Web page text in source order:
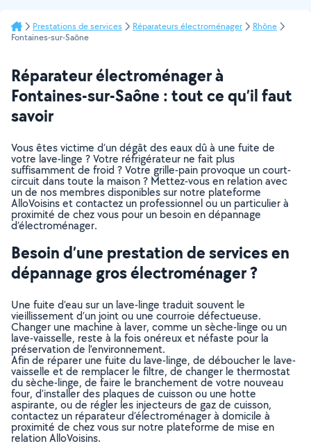
Prestations de services Réparateurs électroménager
Rhône
Fontaines-sur-Saône
Réparateur électroménager à
Fontaines-sur-Saône : tout ce qu’il faut
savoir
Vous êtes victime d’un dégât des eaux dû à une fuite de
votre lave-linge ? Votre réfrigérateur ne fait plus
suffisamment de froid ? Votre grille-pain provoque un court-
circuit dans toute la maison ? Mettez-vous en relation avec
un de nos membres disponibles sur notre plateforme
AlloVoisins et contactez un professionnel ou un particulier à
proximité de chez vous pour un besoin en dépannage
d’électroménager.
Besoin d’une prestation de services en
dépannage gros électroménager ?
Une fuite d’eau sur un lave-linge traduit souvent le
vieillissement d’un joint ou une courroie défectueuse.
Changer une machine à laver, comme un sèche-linge ou un
lave-vaisselle, reste à la fois onéreux et néfaste pour la
préservation de l’environnement.
Afin de réparer une fuite du lave-linge, de déboucher le lave-
vaisselle et de remplacer le filtre, de changer le thermostat
du sèche-linge, de faire le branchement de votre nouveau
four, d’installer des plaques de cuisson ou une hotte
aspirante, ou de régler les injecteurs de gaz de cuisson,
contactez un réparateur d’électroménager à domicile à
proximité de chez vous sur notre plateforme de mise en
relation AlloVoisins.